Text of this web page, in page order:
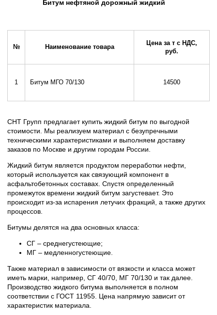
Битум нефтяной дорожный жидкий
№ Наименование товара
Цена за т с НДС,
руб.
1 Битум МГО 70/130 14500
СНТ Групп предлагает купить жидкий битум по выгодной
стоимости. Мы реализуем материал с безупречными
техническими характеристиками и выполняем доставку
заказов по Москве и другим городам России.
Жидкий битум является продуктом переработки нефти,
который используется как связующий компонент в
асфальтобетонных составах. Спустя определенный
промежуток времени жидкий битум загустевает. Это
происходит из-за испарения летучих фракций, а также других
процессов.
Битумы делятся на два основных класса:
СГ – среднегустеющие;
МГ – медленногустеющие.
Также материал в зависимости от вязкости и класса может
иметь марки, например, СГ 40/70, МГ 70/130 и так далее.
Производство жидкого битума выполняется в полном
соответствии с ГОСТ 11955. Цена напрямую зависит от
характеристик материала.